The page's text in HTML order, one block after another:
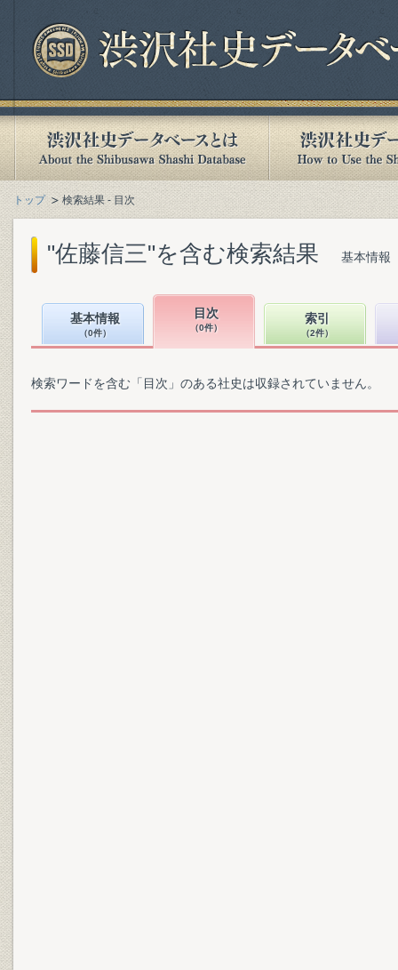
トップ 検索結果 - 目次
"佐藤信三"を含む検索結果 基本情報
基本情報
（0件）
目次
（0件）
索引
（2件）
検索ワードを含む「目次」のある社史は収録されていません。